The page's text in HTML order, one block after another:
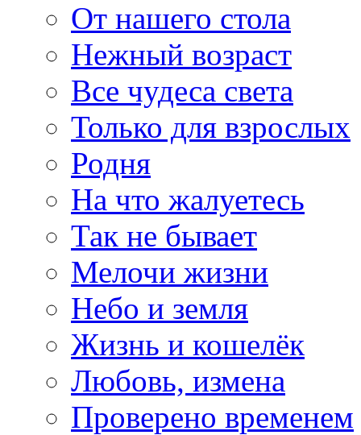
От нашего стола
Нежный возраст
Все чудеса света
Только для взрослых
Родня
На что жалуетесь
Так не бывает
Мелочи жизни
Небо и земля
Жизнь и кошелёк
Любовь, измена
Проверено временем